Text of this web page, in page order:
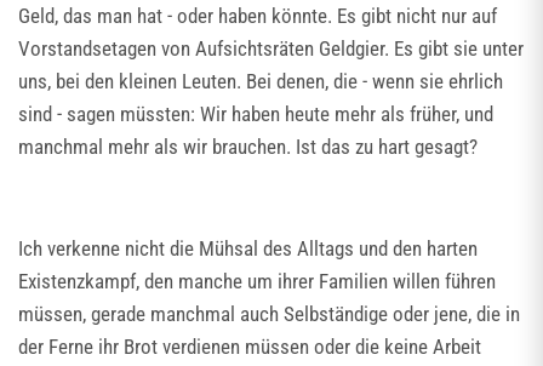
Geld, das man hat - oder haben könnte. Es gibt nicht nur auf
Vorstandsetagen von Aufsichtsräten Geldgier. Es gibt sie unter
uns, bei den kleinen Leuten. Bei denen, die - wenn sie ehrlich
sind - sagen müssten: Wir haben heute mehr als früher, und
manchmal mehr als wir brauchen. Ist das zu hart gesagt?
Ich verkenne nicht die Mühsal des Alltags und den harten
Existenzkampf, den manche um ihrer Familien willen führen
müssen, gerade manchmal auch Selbständige oder jene, die in
der Ferne ihr Brot verdienen müssen oder die keine Arbeit